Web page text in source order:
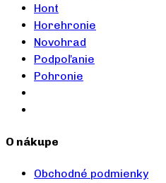
Hont
Horehronie
Novohrad
Podpoľanie
Pohronie
O nákupe
Obchodné podmienky